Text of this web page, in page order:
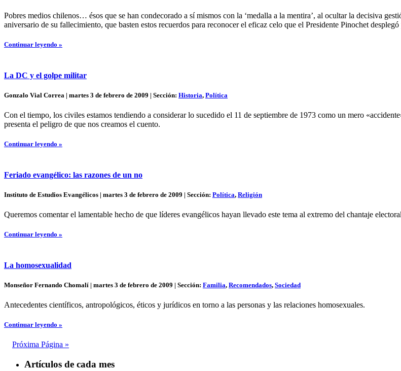
Pobres medios chilenos… ésos que se han condecorado a sí mismos con la ‘medalla a la mentira’, al ocultar la decisiva
aniversario de su fallecimiento, que basten estos recuerdos para reconocer el eficaz celo que el Presidente Pinochet
Continuar leyendo »
La DC y el golpe militar
Gonzalo Vial Correa | martes 3 de febrero de 2009 | Sección: Historia, Política
Con el tiempo, los civiles estamos tendiendo a considerar lo sucedido el 11 de septiembre de 1973 como un mero
presenta el peligro de que nos creamos el cuento.
Continuar leyendo »
Feriado evangélico: las razones de un no
Instituto de Estudios Evangélicos | martes 3 de febrero de 2009 | Sección: Política, Religión
Queremos comentar el lamentable hecho de que líderes evangélicos hayan llevado este tema al extremo del chantaje
Continuar leyendo »
La homosexualidad
Monseñor Fernando Chomalí | martes 3 de febrero de 2009 | Sección: Familia, Recomendados, Sociedad
Antecedentes científicos, antropológicos, éticos y jurídicos en torno a las personas y las relaciones homosexuales.
Continuar leyendo »
Próxima Página »
Artículos de cada mes